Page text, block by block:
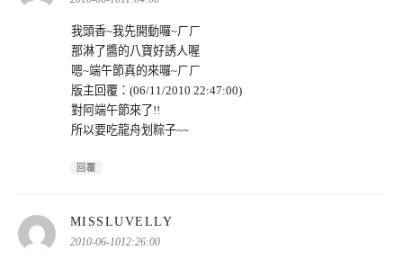
我頭香~我先開動囉~ㄏㄏ
那淋了醬的八寶好誘人喔
嗯~端午節真的來囉~ㄏㄏ
版主回覆：(06/11/2010 22:47:00)
對阿端午節來了!!
所以要吃龍舟划粽子~~
回覆
MISSLUVELLY
2010-06-1012:26:00